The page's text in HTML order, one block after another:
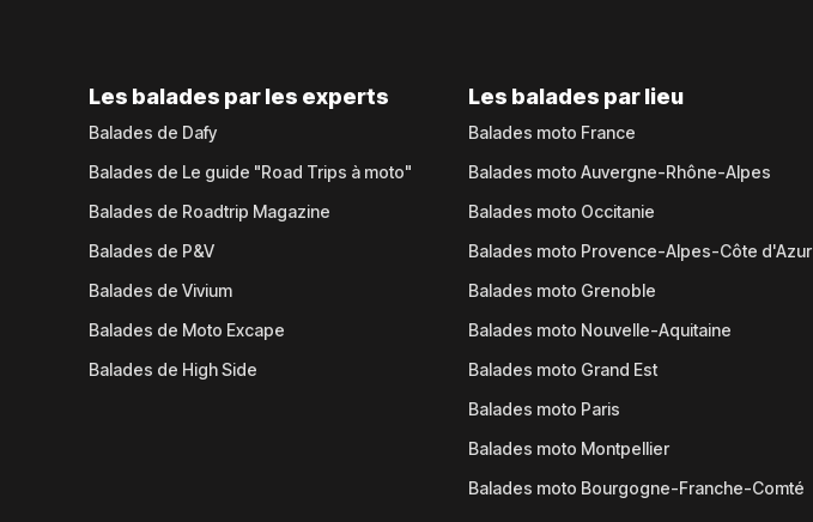
Les balades par les experts
Balades de Dafy
Balades de Le guide "Road Trips à moto"
Balades de Roadtrip Magazine
Balades de P&V
Balades de Vivium
Balades de Moto Excape
Balades de High Side
Les balades par lieu
Balades moto France
Balades moto Auvergne-Rhône-Alpes
Balades moto Occitanie
Balades moto Provence-Alpes-Côte d'Azur
Balades moto Grenoble
Balades moto Nouvelle-Aquitaine
Balades moto Grand Est
Balades moto Paris
Balades moto Montpellier
Balades moto Bourgogne-Franche-Comté